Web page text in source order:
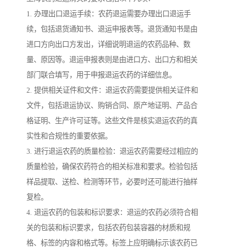
1. 办理出口退运手续：农药退运需要办理出口退运手
续，包括退货通知书、退运申报表等。退货通知书是由
进口方向出口方发出，详细说明退运的农药品种、数
量、原因等。退运申报表则是由进口方、出口方和相关
部门联合填写，用于申报退运农药的详细信息。
2. 提供相关证件和文件：退运农药需要提供相关证件和
文件，包括退运协议、购销合同、原产地证明、产品合
格证明、生产许可证等。这些文件是核实退运农药的真
实性和合规性的重要依据。
3. 进行退运农药的质量检验：退运农药需要经过相应的
质量检验，确保农药符合的相关标准和要求。检验包括
样品提取、送检、检测等环节，必要时还可能进行抽样
复检。
4. 退运农药的包装和标识要求：退运的农药必须符合相
关的包装和标识要求，包括农药包装容器的材质和规
格、标签的内容和格式等。标签上应明确标示该农药已